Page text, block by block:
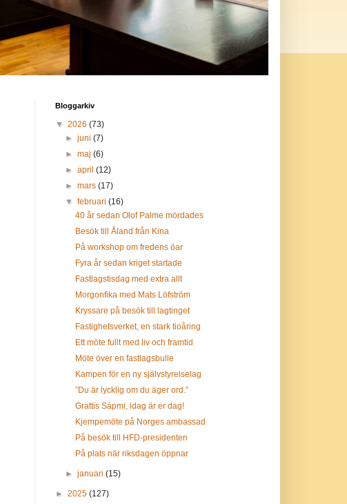
Bloggarkiv
▼ 2026 (73)
► juni (7)
► maj (6)
► april (12)
► mars (17)
▼ februari (16)
40 år sedan Olof Palme mördades
Besök till Åland från Kina
På workshop om fredens öar
Fyra år sedan kriget startade
Fastlagstisdag med extra allt
Morgonfika med Mats Löfström
Kryssare på besök till lagtinget
Fastighetsverket, en stark tioåring
Ett möte fullt med liv och framtid
Möte över en fastlagsbulle
Kampen för en ny självstyrelselag
”Du är lycklig om du äger ord.”
Grattis Sápmi, idag är er dag!
Kjempemöte på Norges ambassad
På besök till HFD-presidenten
På plats när riksdagen öppnar
► januari (15)
► 2025 (127)